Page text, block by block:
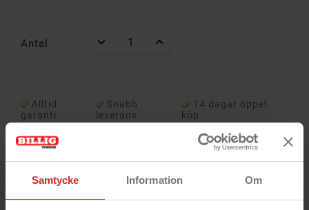
Samtycke Information Om
Antal
Alltid
garanti
Snabb
leverans
14 dagar öppet
köp